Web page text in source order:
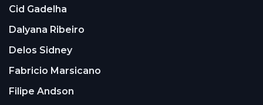
Cid Gadelha
Dalyana Ribeiro
Delos Sidney
Fabricio Marsicano
Filipe Andson